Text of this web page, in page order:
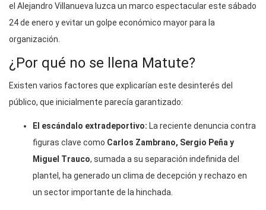
el Alejandro Villanueva luzca un marco espectacular este sábado
24 de enero y evitar un golpe económico mayor para la
organización.
¿Por qué no se llena Matute?
Existen varios factores que explicarían este desinterés del
público, que inicialmente parecía garantizado:
El escándalo extradeportivo: La reciente denuncia contra
figuras clave como Carlos Zambrano, Sergio Peña y
Miguel Trauco, sumada a su separación indefinida del
plantel, ha generado un clima de decepción y rechazo en
un sector importante de la hinchada.